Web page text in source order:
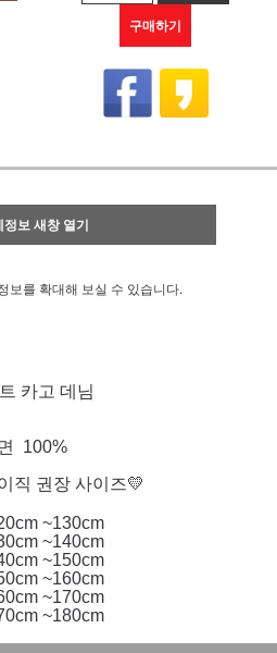
구매하기
정보 새창 열기
보를 확대해 보실 수 있습니다.
카고 데님
면 100%
직 권장 사이즈💛
~130cm
~140cm
~150cm
~160cm
~170cm
~180cm